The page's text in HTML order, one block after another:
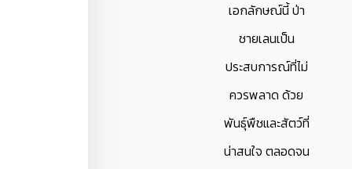
เอกลักษณ์นี้ ป่า
ชายเลนเป็น
ประสบการณ์ที่ไม่
ควรพลาด ด้วย
พันธุ์พืชและสัตว์ที่
น่าสนใจ ตลอดจน